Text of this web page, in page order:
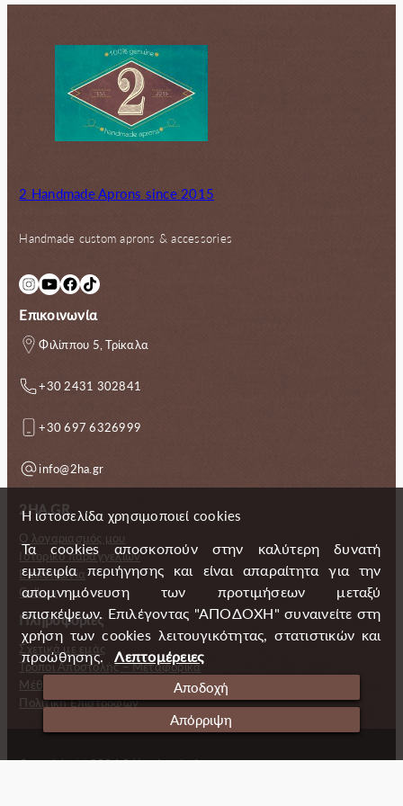
2 Handmade Aprons since 2015
Handmade custom aprons & accessories
InstagramYouTube Facebook TikTok
Επικοινωνία
Φιλίππου 5, Τρίκαλα
+30 2431 302841
+30 697 6326999
info@2ha.gr
2HA.GR
Ο λογαριασμός μου
Ιστορικό παραγγελιών
Επικοινωνία
Gallery
Πληροφορίες
Σχετικά με εμάς
Τρόποι Αποστολής – Μεταφορικά
Μέθοδοι πληρωμής
Πολιτική Επιστροφών
Copyright (c) 2024 2 Handmade Aprons
Η ιστοσελίδα χρησιμοποιεί cookies
Τα cookies αποσκοπούν στην καλύτερη δυνατή
εμπειρία περιήγησης και είναι απαραίτητα για την
απομνημόνευση των προτιμήσεων μεταξύ
επισκέψεων. Επιλέγοντας "ΑΠΟΔΟΧΗ" συναινείτε στη
χρήση των cookies λειτουγικότητας, στατιστικών και
προώθησης.
Λεπτομέρειες
Αποδοχή
Απόρριψη